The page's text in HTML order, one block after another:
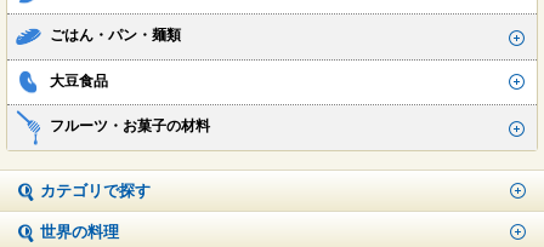
ごはん・パン・麺類
大豆食品
フルーツ・お菓子の材料
カテゴリで探す
世界の料理